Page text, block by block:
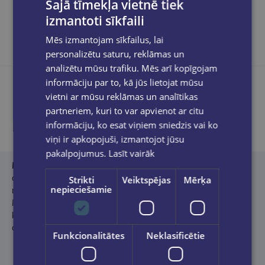
Product description
Ilze Jansone (1982)
ar garstāstu
Viņpus stikla.
Līdz šim laisti klajā četri
romāni:
Insomnia(2010),Vienīgais
lietas
Pasaules troksnis
(2025) un stāstu
krājums
Umurkumurs jeb Ardievas feminismam (2013). Ieguvusi
doktora grādu teoloģijā un reliģiju zinātnē.
Šajā tīmekļa vietnē tiek
izmantoti sīkfaili
Mēs izmantojam sīkfailus, lai
personalizētu saturu, reklāmas un
analizētu mūsu trafiku. Mēs arī kopīgojam
informāciju par to, kā jūs lietojat mūsu
vietni ar mūsu reklāmas un analītikas
partneriem, kuri to var apvienot ar citu
informāciju, ko esat viņiem sniedzis vai ko
viņi ir apkopojuši, izmantojot jūsu
pakalpojumus. Lasīt vairāk
Strikti
nepieciešamie
Veiktspējas Mērķa
Funkcionalitātes Neklasificētie